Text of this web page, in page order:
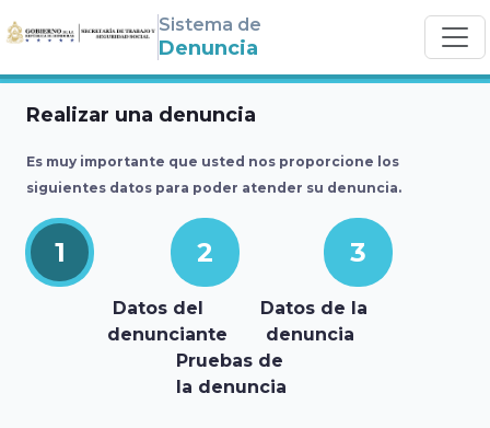
Sistema de
Denuncia
Realizar una denuncia
Es muy importante que usted nos proporcione los
siguientes datos para poder atender su denuncia.
1 2 3
Datos del
denunciante
Datos de la
denuncia
Pruebas de
la denuncia